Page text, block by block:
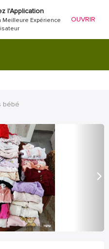
l'Application
Meilleure Expérience
OUVRIR
bébé